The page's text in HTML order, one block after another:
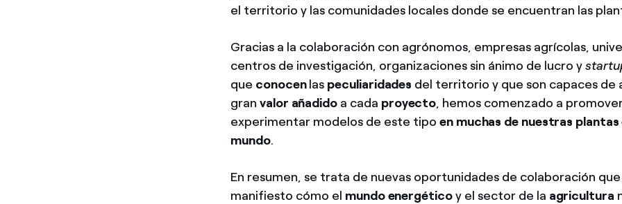
el territorio y las comunidades locales donde se encuentran las
Gracias a la colaboración con agrónomos, empresas agrícolas,
centros de investigación, organizaciones sin ánimo de lucro y
que conocenlas peculiaridades del territorio y que son capaces de
granvalor añadidoa cada proyecto, hemos comenzado a
experimentar modelos de este tipoen muchas de nuestras
mundo.
En resumen, se trata de nuevas oportunidades de colaboración
manifiesto cómo el mundo energéticoy el sector de la agricultura